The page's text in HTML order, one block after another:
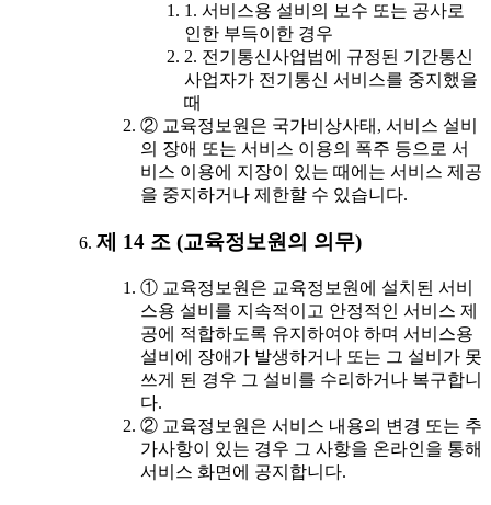
1. 서비스용 설비의 보수 또는 공사로
인한 부득이한 경우
2. 전기통신사업법에 규정된 기간통신
사업자가 전기통신 서비스를 중지했을
때
② 교육정보원은 국가비상사태, 서비스 설비
의 장애 또는 서비스 이용의 폭주 등으로 서
비스 이용에 지장이 있는 때에는 서비스 제공
을 중지하거나 제한할 수 있습니다.
제 14 조 (교육정보원의 의무)
① 교육정보원은 교육정보원에 설치된 서비
스용 설비를 지속적이고 안정적인 서비스 제
공에 적합하도록 유지하여야 하며 서비스용
설비에 장애가 발생하거나 또는 그 설비가 못
쓰게 된 경우 그 설비를 수리하거나 복구합니
다.
② 교육정보원은 서비스 내용의 변경 또는 추
가사항이 있는 경우 그 사항을 온라인을 통해
서비스 화면에 공지합니다.